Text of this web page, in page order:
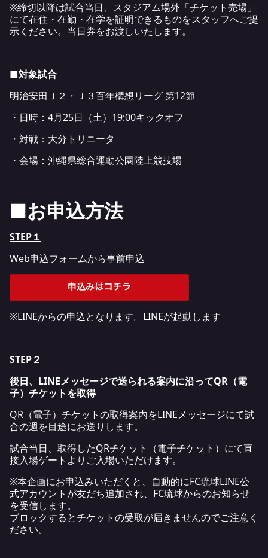
※締切以降は試合当日、スタジアム場外「チケット売場」
にて在住・在勤・在学を証明できるものをスタッフへご提
示ください。当日券をお渡しいたします。
■対象試合
明治安田Ｊ２・Ｊ３百年構想リーグ 第12節
・日時：4月25日（土）19:00キックオフ
・対戦：大分トリニータ
・会場：沖縄県総合運動公園陸上競技場
■お申込方法
STEP１
Web申込フォームから事前申込
※LINEからの申込となります。LINEが起動します
STEP２
後日、LINEメッセージで送られる案内に沿ってQR（電
子）チケットを取得
QR（電子）チケットの取得案内をLINEメッセージにて試
合の週を目途にお送りします。
試合当日、取得したQRチケット（電子チケット）にて直
接入場ゲートよりご入場いただけます。
※本企画にお申込みいただくと、自動的にFC琉球LINE公
式アカウントが友だち追加され、FC琉球からのお知らせ
を受信します。
ブロックするとチケットの受取が届きませんのでご注意く
ださい。